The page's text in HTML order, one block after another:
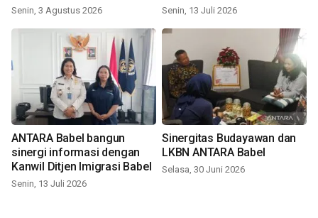
Senin, 3 Agustus 2026 Senin, 13 Juli 2026
ANTARA Babel bangun
sinergi informasi dengan
Kanwil Ditjen Imigrasi Babel
Senin, 13 Juli 2026
Sinergitas Budayawan dan
LKBN ANTARA Babel
Selasa, 30 Juni 2026